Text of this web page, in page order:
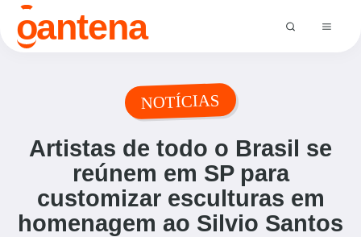
oantena
NOTÍCIAS
Artistas de todo o Brasil se
reúnem em SP para
customizar esculturas em
homenagem ao Silvio Santos